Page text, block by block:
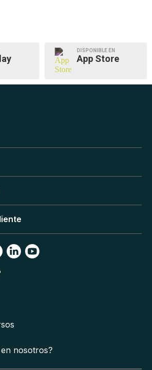
DISPONIBLE EN
App Store
nosotros?